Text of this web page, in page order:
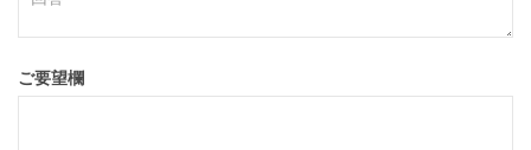
ご要望欄